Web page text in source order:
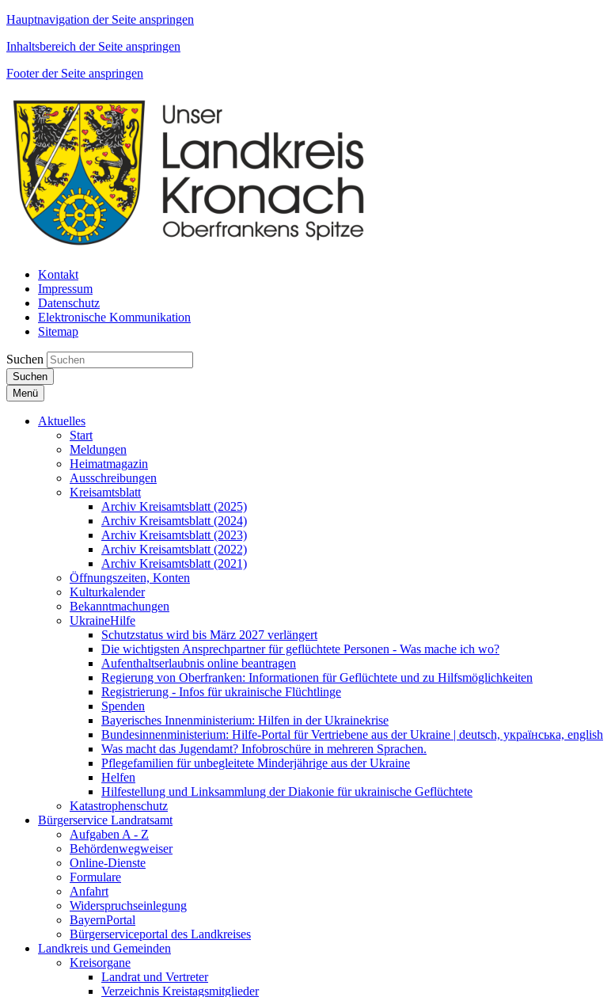
Hauptnavigation der Seite anspringen
Inhaltsbereich der Seite anspringen
Footer der Seite anspringen
Kontakt
Impressum
Datenschutz
Elektronische Kommunikation
Sitemap
Suchen
Suchen
Menü
Aktuelles
Start
Meldungen
Heimatmagazin
Ausschreibungen
Kreisamtsblatt
Archiv Kreisamtsblatt (2025)
Archiv Kreisamtsblatt (2024)
Archiv Kreisamtsblatt (2023)
Archiv Kreisamtsblatt (2022)
Archiv Kreisamtsblatt (2021)
Öffnungszeiten, Konten
Kulturkalender
Bekanntmachungen
UkraineHilfe
Schutzstatus wird bis März 2027 verlängert
Die wichtigsten Ansprechpartner für geflüchtete Personen - Was mache ich wo?
Aufenthaltserlaubnis online beantragen
Regierung von Oberfranken: Informationen für Geflüchtete und zu Hilfsmöglichkeiten
Registrierung - Infos für ukrainische Flüchtlinge
Spenden
Bayerisches Innenministerium: Hilfen in der Ukrainekrise
Bundesinnenministerium: Hilfe-Portal für Vertriebene aus der Ukraine | deutsch, українська, english
Was macht das Jugendamt? Infobroschüre in mehreren Sprachen.
Pflegefamilien für unbegleitete Minderjährige aus der Ukraine
Helfen
Hilfestellung und Linksammlung der Diakonie für ukrainische Geflüchtete
Katastrophenschutz
Bürgerservice Landratsamt
Aufgaben A - Z
Behördenwegweiser
Online-Dienste
Formulare
Anfahrt
Widerspruchseinlegung
BayernPortal
Bürgerserviceportal des Landkreises
Landkreis und Gemeinden
Kreisorgane
Landrat und Vertreter
Verzeichnis Kreistagsmitglieder